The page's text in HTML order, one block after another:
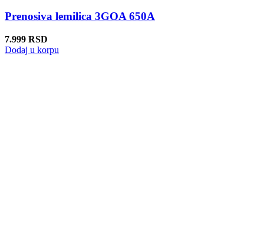
Prenosiva lemilica 3GOA 650A
7.999 RSD
Dodaj u korpu